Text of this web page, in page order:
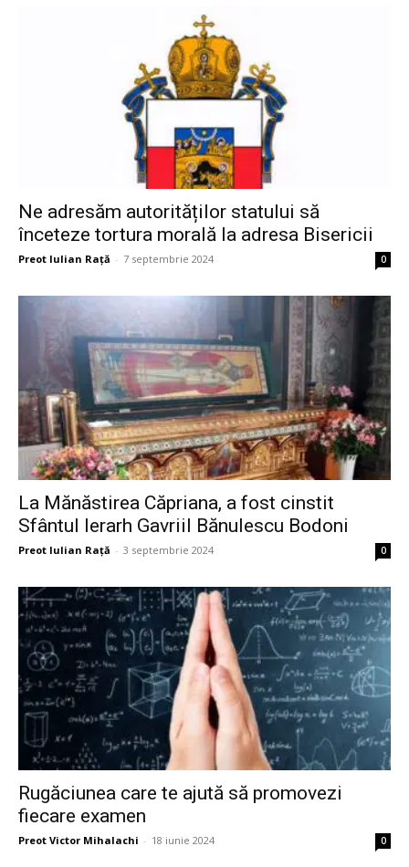
Ne adresăm autorităților statului să
înceteze tortura morală la adresa Bisericii
Preot Iulian Raţă - 7 septembrie 2024 0
La Mănăstirea Căpriana, a fost cinstit
Sfântul Ierarh Gavriil Bănulescu Bodoni
Preot Iulian Raţă - 3 septembrie 2024 0
Rugăciunea care te ajută să promovezi
fiecare examen
Preot Victor Mihalachi - 18 iunie 2024 0